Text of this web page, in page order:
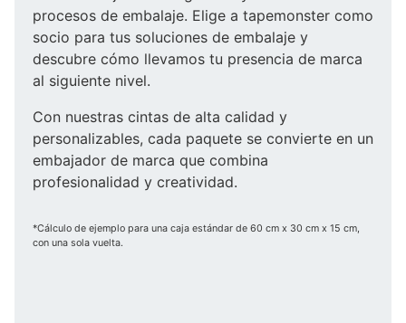
procesos de embalaje. Elige a tapemonster como
socio para tus soluciones de embalaje y
descubre cómo llevamos tu presencia de marca
al siguiente nivel.
Con nuestras cintas de alta calidad y
personalizables, cada paquete se convierte en un
embajador de marca que combina
profesionalidad y creatividad.
*Cálculo de ejemplo para una caja estándar de 60 cm x 30 cm x 15 cm,
con una sola vuelta.